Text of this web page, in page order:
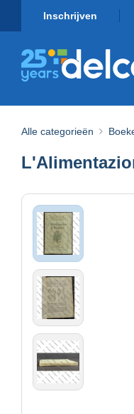
Inschrijven
Alle categorieën